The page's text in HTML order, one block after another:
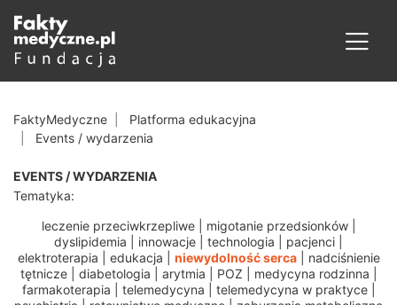
FaktyMedyczne
Platforma edukacyjna
Events / wydarzenia
EVENTS / WYDARZENIA
Tematyka:
leczenie przeciwkrzepliwe| migotanie przedsionków|
dyslipidemia
innowacje technologia pacjenci
elektroterapia
edukacja niewydolność serca| nadciśnienie
tętnicze| diabetologia arytmia POZ medycyna rodzinna
farmakoterapia
telemedycyna telemedycyna w praktyce|